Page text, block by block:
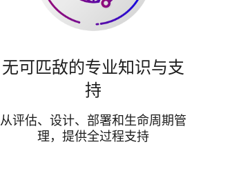
无可匹敌的专业知识与支
持
从评估、设计、部署和生命周期管
理，提供全过程支持